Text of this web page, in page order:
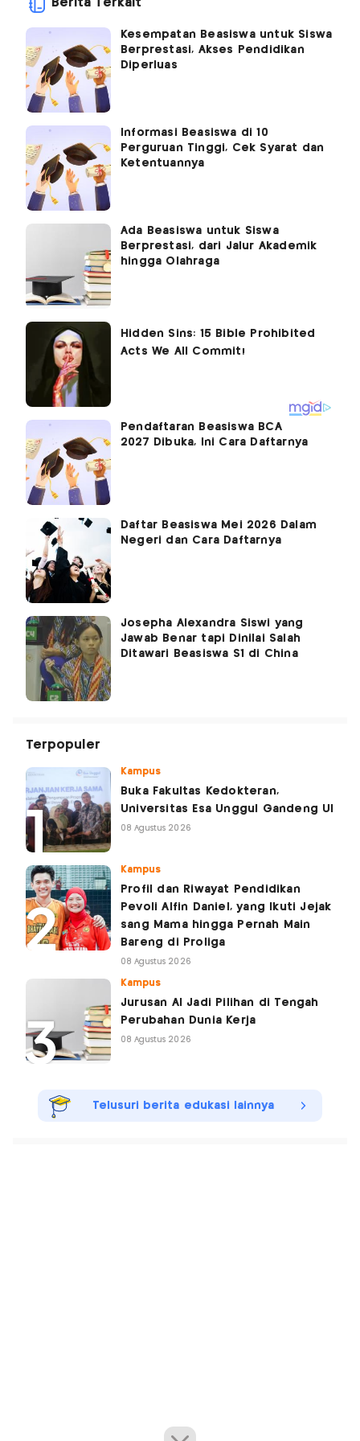
Berita Terkait
Kesempatan Beasiswa untuk Siswa
Berprestasi, Akses Pendidikan
Diperluas
Informasi Beasiswa di 10
Perguruan Tinggi, Cek Syarat dan
Ketentuannya
Ada Beasiswa untuk Siswa
Berprestasi, dari Jalur Akademik
hingga Olahraga
Pendaftaran Beasiswa BCA
2027 Dibuka, Ini Cara Daftarnya
Daftar Beasiswa Mei 2026 Dalam
Negeri dan Cara Daftarnya
Josepha Alexandra Siswi yang
Jawab Benar tapi Dinilai Salah
Ditawari Beasiswa S1 di China
Terpopuler
Kampus
Buka Fakultas Kedokteran,
Universitas Esa Unggul Gandeng UI
08 Agustus 2026
Kampus
Profil dan Riwayat Pendidikan
Pevoli Alfin Daniel, yang Ikuti Jejak
sang Mama hingga Pernah Main
Bareng di Proliga
08 Agustus 2026
Kampus
Jurusan AI Jadi Pilihan di Tengah
Perubahan Dunia Kerja
08 Agustus 2026
Telusuri berita edukasi lainnya